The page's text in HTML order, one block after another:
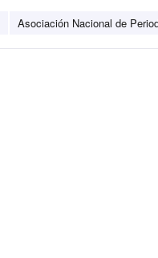
Asociación Nacional de